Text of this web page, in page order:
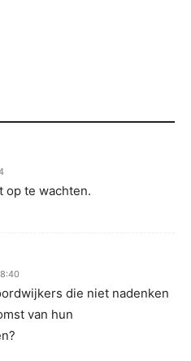
op te wachten.
die niet nadenken
van hun